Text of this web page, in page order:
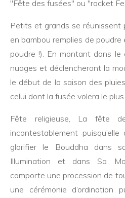
"Fête des fusées" ou "rocket
Petits et grands se réunissent
en bambou remplies de
poudre !). En montant dans le
nuages et déclencheront la
le début de la saison des
celui dont la fusée volera le
Fête religieuse, La fête
incontestablement
glorifier le Bouddha dans
Illumination et dans Sa
comporte une procession de
une cérémonie d’ordination